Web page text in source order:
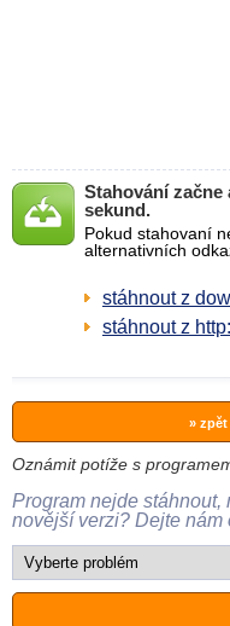
Stahování začne
sekund.
Pokud stahovaní
alternativních
stáhnout z
stáhnout z
»
Oznámit potíže s
Program nejde stáhnout,
novější verzi? Dejte nám